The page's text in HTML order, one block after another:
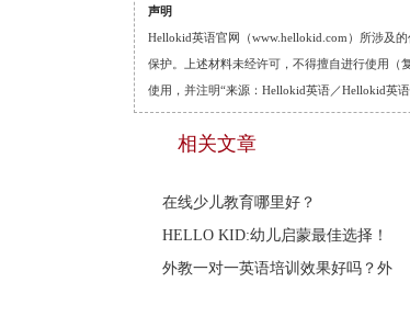
声明
Hellokid英语官网（www.hellokid.com）所涉及
保护。上述材料未经许可，不得擅自进行使用（
使用，并注明“来源：Hellokid英语／Hellokid英
相关文章
在线少儿教育哪里好？
HELLO KID:幼儿启蒙最佳选择！
外教一对一英语培训效果好吗？外